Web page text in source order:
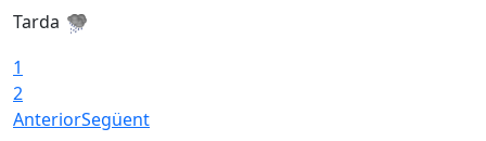
Tarda
1
2
AnteriorSegüent